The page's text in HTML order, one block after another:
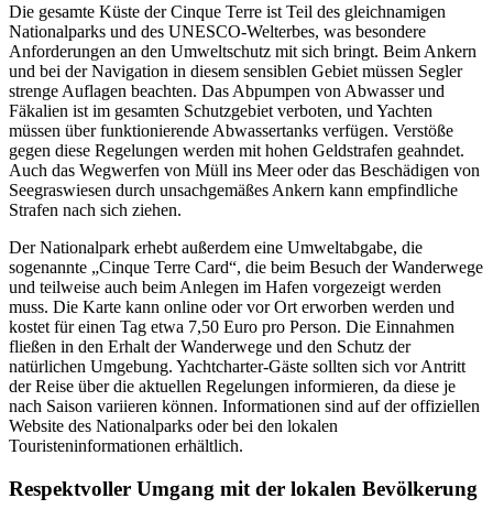
Die gesamte Küste der Cinque Terre ist Teil des gleichnamigen
Nationalparks und des UNESCO-Welterbes, was besondere
Anforderungen an den Umweltschutz mit sich bringt. Beim Ankern
und bei der Navigation in diesem sensiblen Gebiet müssen Segler
strenge Auflagen beachten. Das Abpumpen von Abwasser und
Fäkalien ist im gesamten Schutzgebiet verboten, und Yachten
müssen über funktionierende Abwassertanks verfügen. Verstöße
gegen diese Regelungen werden mit hohen Geldstrafen geahndet.
Auch das Wegwerfen von Müll ins Meer oder das Beschädigen von
Seegraswiesen durch unsachgemäßes Ankern kann empfindliche
Strafen nach sich ziehen.
Der Nationalpark erhebt außerdem eine Umweltabgabe, die
sogenannte „Cinque Terre Card“, die beim Besuch der Wanderwege
und teilweise auch beim Anlegen im Hafen vorgezeigt werden
muss. Die Karte kann online oder vor Ort erworben werden und
kostet für einen Tag etwa 7,50 Euro pro Person. Die Einnahmen
fließen in den Erhalt der Wanderwege und den Schutz der
natürlichen Umgebung. Yachtcharter-Gäste sollten sich vor Antritt
der Reise über die aktuellen Regelungen informieren, da diese je
nach Saison variieren können. Informationen sind auf der offiziellen
Website des Nationalparks oder bei den lokalen
Touristeninformationen erhältlich.
Respektvoller Umgang mit der lokalen Bevölkerung